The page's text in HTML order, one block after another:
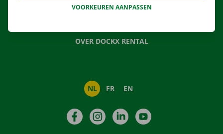
CADEAUBON
OVER DOCKX RENTAL
NL FR EN
FacebookInstagramLinkedIn
VOORKEUREN AANPASSEN